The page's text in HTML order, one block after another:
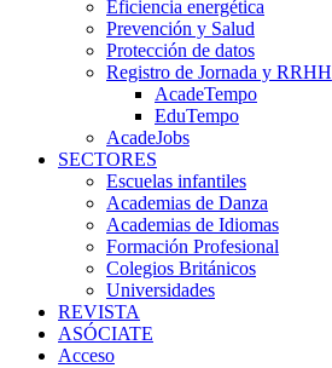
Eficiencia energética
Prevención y Salud
Protección de datos
Registro de Jornada y RRHH
AcadeTempo
EduTempo
AcadeJobs
SECTORES
Escuelas infantiles
Academias de Danza
Academias de Idiomas
Formación Profesional
Colegios Británicos
Universidades
REVISTA
ASÓCIATE
Acceso